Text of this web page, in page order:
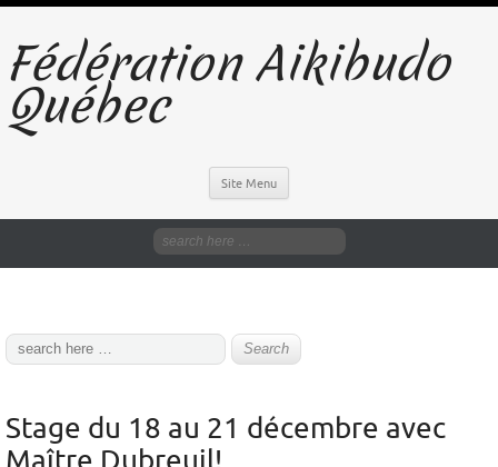
Fédération Aikibudo
Québec
Site Menu
Stage du 18 au 21 décembre avec
Maître Dubreuil!